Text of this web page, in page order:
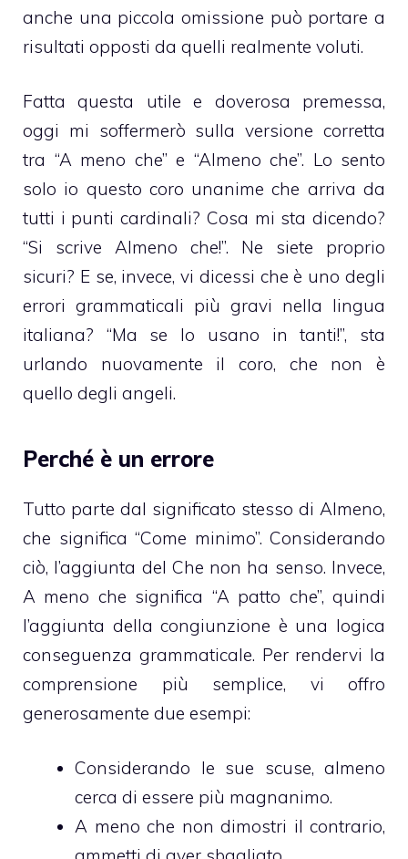
anche una piccola omissione può portare a
risultati opposti da quelli realmente voluti.
Fatta questa utile e doverosa premessa,
oggi mi soffermerò sulla versione corretta
tra “A meno che” e “Almeno che”. Lo sento
solo io questo coro unanime che arriva da
tutti i punti cardinali? Cosa mi sta dicendo?
“Si scrive Almeno che!”. Ne siete proprio
sicuri? E se, invece, vi dicessi che è uno degli
errori grammaticali più gravi nella lingua
italiana? “Ma se lo usano in tanti!”, sta
urlando nuovamente il coro, che non è
quello degli angeli.
Perché è un errore
Tutto parte dal significato stesso di Almeno,
che significa “Come minimo”. Considerando
ciò, l’aggiunta del Che non ha senso. Invece,
A meno che significa “A patto che”, quindi
l’aggiunta della congiunzione è una logica
conseguenza grammaticale. Per rendervi la
comprensione più semplice, vi offro
generosamente due esempi:
Considerando le sue scuse, almeno
cerca di essere più magnanimo.
A meno che non dimostri il contrario,